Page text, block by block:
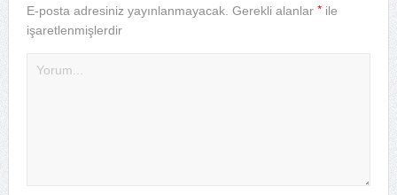
E-posta adresiniz yayınlanmayacak. Gerekli alanlar *ile
işaretlenmişlerdir